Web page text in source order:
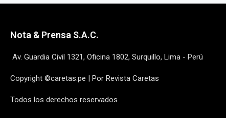
Nota & Prensa S.A.C.
Av. Guardia Civil 1321, Oficina 1802, Surquillo, Lima - Perú
Copyright ©caretas.pe | Por Revista Caretas
Todos los derechos reservados